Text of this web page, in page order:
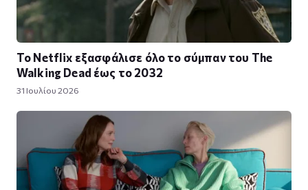
Το Netflix εξασφάλισε όλο το σύμπαν του The
Walking Dead έως το 2032
31 Ιουλίου 2026